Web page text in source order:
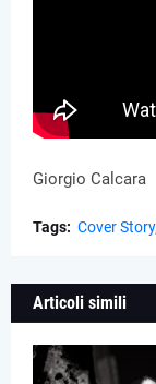
Giorgio Calcara
Tags: Cover Story
Articoli simili